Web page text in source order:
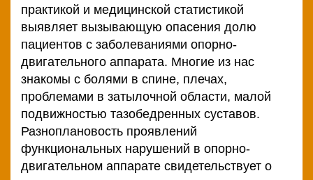
практикой и медицинской статистикой
выявляет вызывающую опасения долю
пациентов с заболеваниями опорно-
двигательного аппарата. Многие из нас
знакомы с болями в спине, плечах,
проблемами в затылочной области, малой
подвижностью тазобедренных суставов.
Разноплановость проявлений
функциональных нарушений в опорно-
двигательном аппарате свидетельствует о